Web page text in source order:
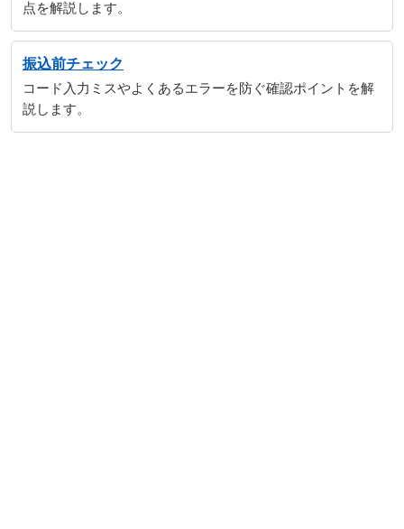
点を解説します。
振込前チェック
コード入力ミスやよくあるエラーを防ぐ確認ポイントを解
説します。